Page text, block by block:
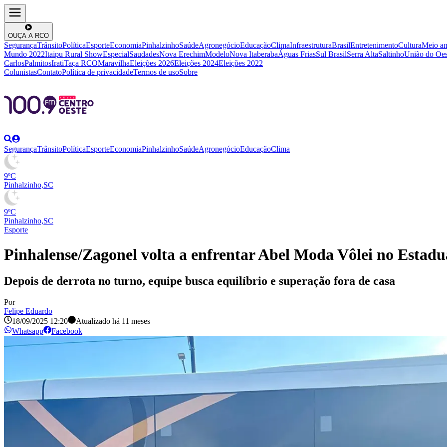
OUÇA A RCO
SegurançaTrânsitoPolíticaEsporteEconomiaPinhalzinhoSaúdeAgronegócioEducaçãoClimaInfraestruturaBrasilEntretenimentoCulturaMeio
Mundo 2022Itaipu Rural ShowEspecialSaudadesNova ErechimModeloNova ItaberabaÁguas FriasSul BrasilSerra AltaSaltinhoUnião do
CarlosPalmitosIratiTaça RCOMaravilhaEleições 2026Eleições 2024Eleições 2022
ColunistasContatoPolítica de privacidadeTermos de usoSobre
SegurançaTrânsitoPolíticaEsporteEconomiaPinhalzinhoSaúdeAgronegócioEducaçãoClima
9ºC
Pinhalzinho,SC
9ºC
Pinhalzinho,SC
Esporte
Pinhalense/Zagonel volta a enfrentar Abel Moda Vôlei no
Depois de derrota no turno, equipe busca equilíbrio e superação fora de casa
Por
Felipe Eduardo
18/09/2025 12:20
Atualizado há 11 meses
Whatsapp
Facebook